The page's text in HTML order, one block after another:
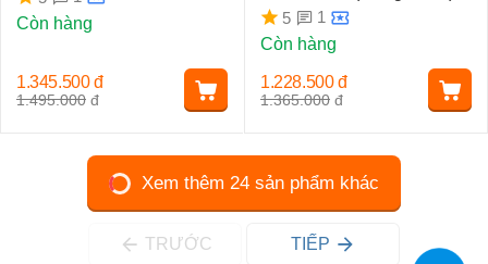
Còn hàng
1.495.000 đ
1.345.500 đ
5
1
Còn hàng
1.365.000 đ
1.228.500 đ
Xem thêm 24 sản phẩm khác
TRƯỚC TIẾP